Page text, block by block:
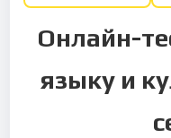
Онлайн-
языку и